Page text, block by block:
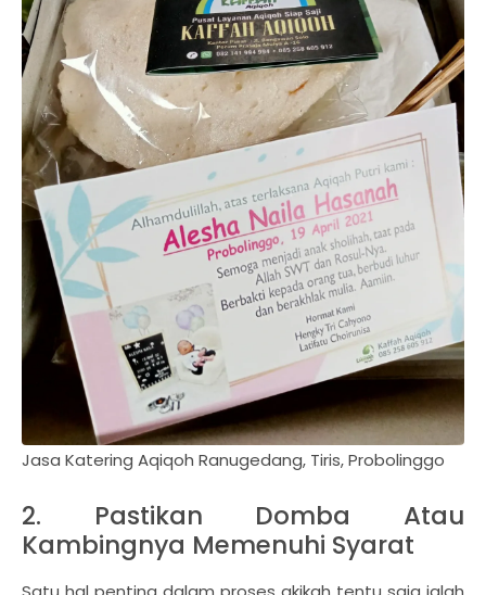
Jasa Katering Aqiqoh Ranugedang, Tiris, Probolinggo
2. Pastikan Domba Atau
Kambingnya Memenuhi Syarat